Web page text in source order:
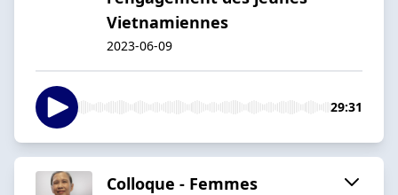
Vietnamiennes
2023-06-09
29:31
Colloque - Femmes